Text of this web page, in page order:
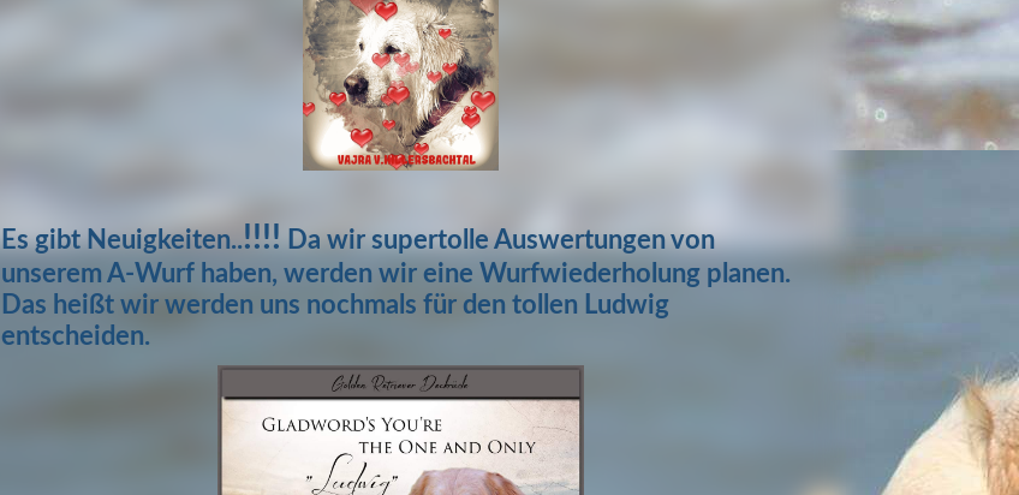
Es gibt Neuigkeiten..!!!! Da wir supertolle Auswertungen von
unserem A-Wurf haben, werden wir eine Wurfwiederholung planen.
Das heißt wir werden uns nochmals für den tollen Ludwig
entscheiden.